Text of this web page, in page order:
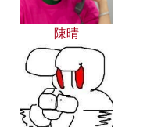
陳晴